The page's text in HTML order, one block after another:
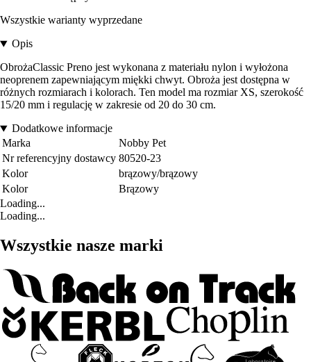
Wszystkie warianty wyprzedane
Opis
ObrożaClassic Preno jest wykonana z materiału nylon i wyłożona
neoprenem zapewniającym miękki chwyt. Obroża jest dostępna w
różnych rozmiarach i kolorach. Ten model ma rozmiar XS, szerokość
15/20 mm i regulację w zakresie od 20 do 30 cm.
Dodatkowe informacje
Marka
Nobby Pet
Nr referencyjny dostawcy 80520-23
Kolor
brązowy/brązowy
Kolor
Brązowy
Loading...
Loading...
Wszystkie nasze marki